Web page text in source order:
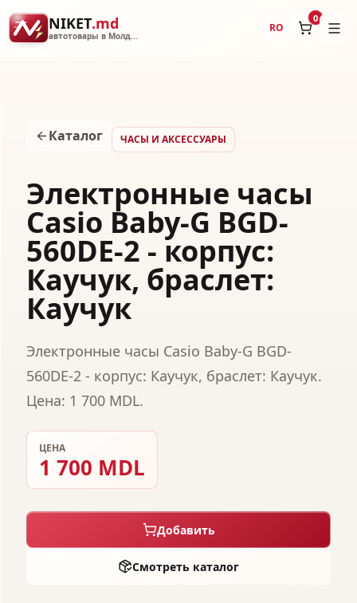
NIKET.md
автотовары в Молдове
RO
0
Каталог ЧАСЫ И АКСЕССУАРЫ
Электронные часы
Casio Baby-G BGD-
560DE-2 - корпус:
Каучук, браслет:
Каучук
Электронные часы Casio Baby-G BGD-
560DE-2 - корпус: Каучук, браслет: Каучук.
Цена: 1 700 MDL.
ЦЕНА
1 700 MDL
Добавить
Смотреть каталог